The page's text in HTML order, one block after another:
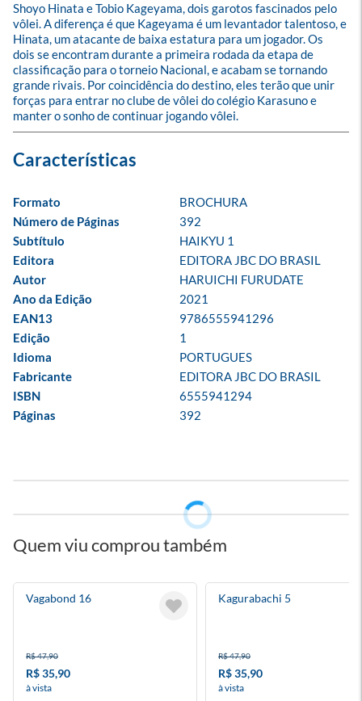
Shoyo Hinata e Tobio Kageyama, dois garotos fascinados pelo
vôlei. A diferença é que Kageyama é um levantador talentoso, e
Hinata, um atacante de baixa estatura para um jogador. Os
dois se encontram durante a primeira rodada da etapa de
classificação para o torneio Nacional, e acabam se tornando
grande rivais. Por coincidência do destino, eles terão que unir
forças para entrar no clube de vôlei do colégio Karasuno e
manter o sonho de continuar jogando vôlei.
Formato
BROCHURA
Número de Páginas
392
Subtítulo
HAIKYU 1
Editora
EDITORA JBC DO BRASIL
Autor
HARUICHI FURUDATE
Ano da Edição
2021
EAN13
9786555941296
Edição
1
Idioma
PORTUGUES
Fabricante
EDITORA JBC DO BRASIL
ISBN
6555941294
Páginas
392
Quem viu comprou também
Vagabond 16
R$ 47,90
R$ 35,90
à vista
Kagurabachi 5
R$ 47,90
R$ 35,90
à vista